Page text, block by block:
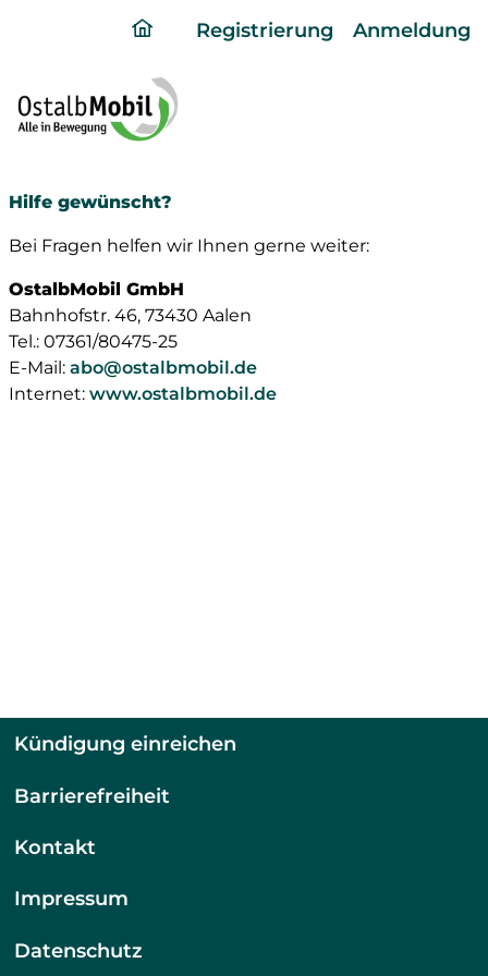
ding
page
Registrierung Anmeldung
Hilfe gewünscht?
Bei Fragen helfen wir Ihnen gerne weiter:
OstalbMobil GmbH
Bahnhofstr. 46, 73430 Aalen
Tel.: 07361/80475-25
E-Mail: abo@ostalbmobil.de
Internet: www.ostalbmobil.de
Kündigung einreichen
Barrierefreiheit
Kontakt
Impressum
Datenschutz